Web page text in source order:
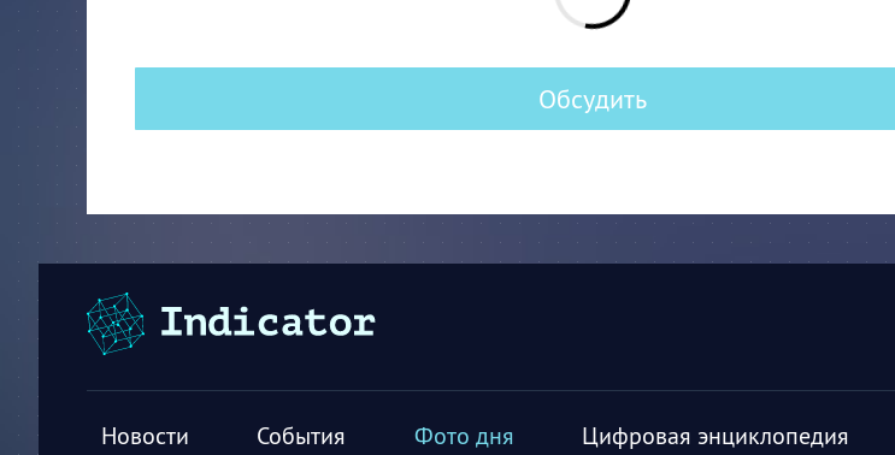
Обсудить
Новости События Фото дня Цифровая энциклопедия